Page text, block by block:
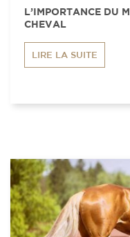
L’IMPORTANCE DU
CHEVAL
LIRE LA SUITE